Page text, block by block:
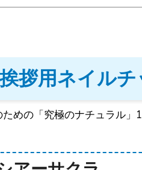
拶用ネイル